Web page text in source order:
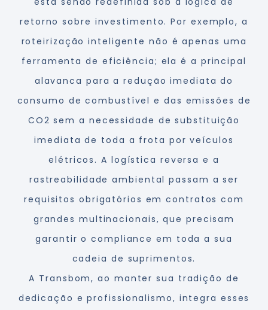
retorno sobre investimento. Por exemplo, a
roteirização inteligente não é apenas uma
ferramenta de eficiência; ela é a principal
alavanca para a redução imediata do
consumo de combustível e das emissões de
CO2 sem a necessidade de substituição
imediata de toda a frota por veículos
elétricos. A logística reversa e a
rastreabilidade ambiental passam a ser
requisitos obrigatórios em contratos com
grandes multinacionais, que precisam
garantir o compliance em toda a sua
cadeia de suprimentos.
A Transbom, ao manter sua tradição de
dedicação e profissionalismo, integra esses